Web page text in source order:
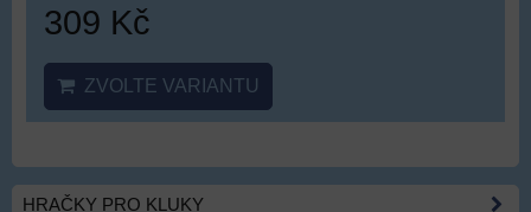
309 Kč
ZVOLTE VARIANTU
HRAČKY PRO KLUKY